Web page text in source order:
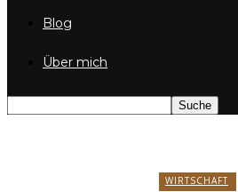
Blog
Über mich
WIRTSCHAFT